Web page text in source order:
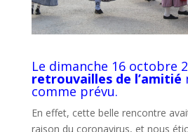
Le dimanche 16 octobre
retrouvailles de l’amitié
comme prévu.
En effet, cette belle rencontre
raison du coronavirus, et nous